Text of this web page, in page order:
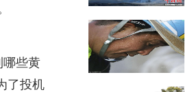
哪些黄
了投机